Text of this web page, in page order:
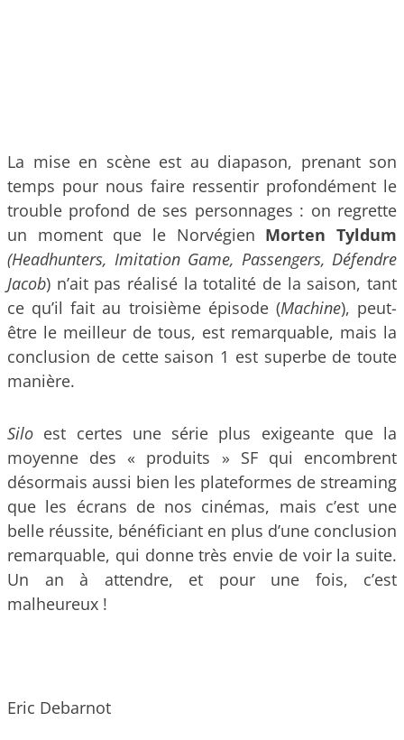
La mise en scène est au diapason, prenant son
temps pour nous faire ressentir profondément le
trouble profond de ses personnages : on regrette
un moment que le Norvégien Morten Tyldum
(Headhunters, Imitation Game, Passengers, Défendre
Jacob) n’ait pas réalisé la totalité de la saison, tant
ce qu’il fait au troisième épisode (Machine), peut-
être le meilleur de tous, est remarquable, mais la
conclusion de cette saison 1 est superbe de toute
manière.
Silo est certes une série plus exigeante que la
moyenne des « produits » SF qui encombrent
désormais aussi bien les plateformes de streaming
que les écrans de nos cinémas, mais c’est une
belle réussite, bénéficiant en plus d’une conclusion
remarquable, qui donne très envie de voir la suite.
Un an à attendre, et pour une fois, c’est
malheureux !
Eric Debarnot